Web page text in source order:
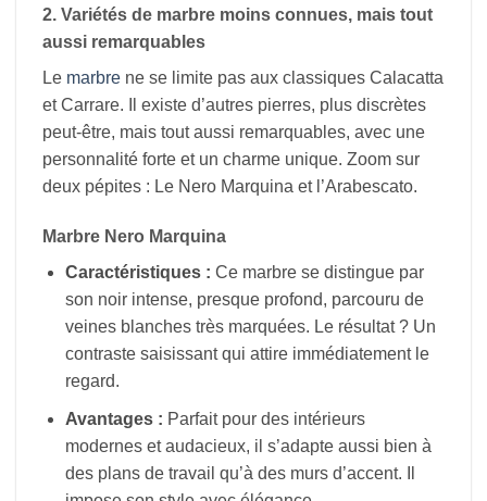
2. Variétés de marbre moins connues, mais tout
aussi remarquables
Le marbre ne se limite pas aux classiques Calacatta
et Carrare. Il existe d’autres pierres, plus discrètes
peut-être, mais tout aussi remarquables, avec une
personnalité forte et un charme unique. Zoom sur
deux pépites : Le Nero Marquina et l’Arabescato.
Marbre Nero Marquina
Caractéristiques : Ce marbre se distingue par
son noir intense, presque profond, parcouru de
veines blanches très marquées. Le résultat ? Un
contraste saisissant qui attire immédiatement le
regard.
Avantages : Parfait pour des intérieurs
modernes et audacieux, il s’adapte aussi bien à
des plans de travail qu’à des murs d’accent. Il